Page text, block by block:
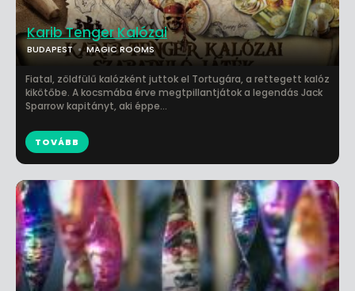
Karib Tenger Kalózai
BUDAPEST MAGIC ROOMS
Fiatal, zöldfülű kalózként juttok el Tortugára, a rettegett kalóz
kikötőbe. A kocsmába érve megtpillantjátok a legendás Jack
Sparrow kapitányt, aki éppe...
TOVÁBB